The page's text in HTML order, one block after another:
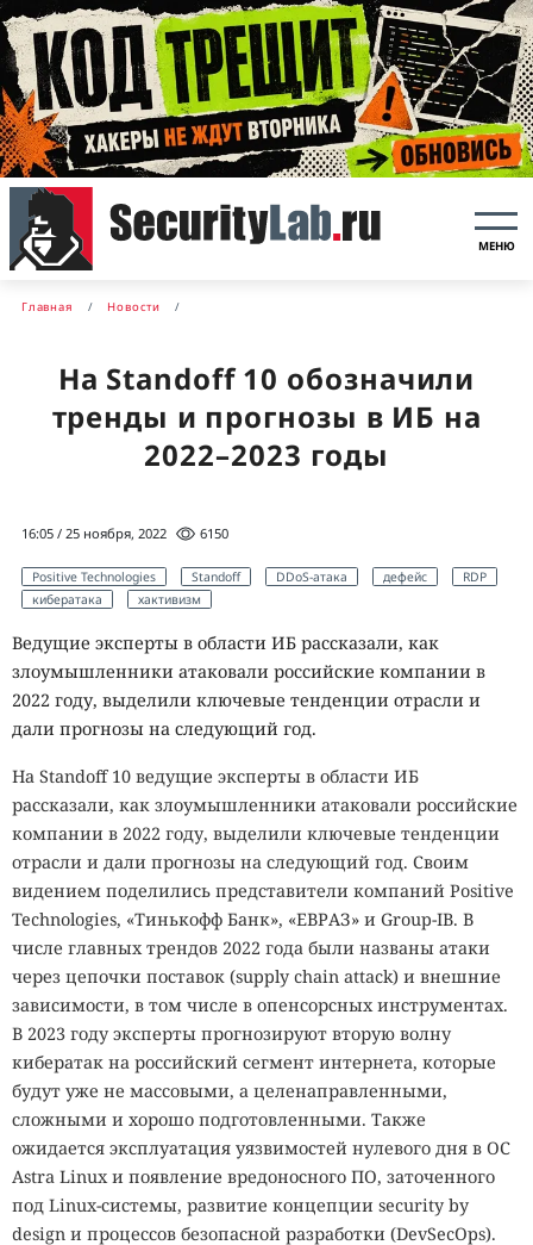
МЕНЮ
Главная Новости
На Standoff 10 обозначили
тренды и прогнозы в ИБ на
2022–2023 годы
16:05 / 25 ноября, 2022 6150
Positive Technologies Standoff DDoS-атака дефейс
RDP
кибератака
хактивизм
Ведущие эксперты в области ИБ рассказали, как
злоумышленники атаковали российские компании в
2022 году, выделили ключевые тенденции отрасли и
дали прогнозы на следующий год.
На Standoff 10 ведущие эксперты в области ИБ
рассказали, как злоумышленники атаковали российские
компании в 2022 году, выделили ключевые тенденции
отрасли и дали прогнозы на следующий год. Своим
видением поделились представители компаний Positive
Technologies, «Тинькофф Банк», «ЕВРАЗ» и Group-IB. В
числе главных трендов 2022 года были названы атаки
через цепочки поставок (supply chain attack) и внешние
зависимости, в том числе в опенсорсных инструментах.
В 2023 году эксперты прогнозируют вторую волну
кибератак на российский сегмент интернета, которые
будут уже не массовыми, а целенаправленными,
сложными и хорошо подготовленными. Также
ожидается эксплуатация уязвимостей нулевого дня в OC
Astra Linux и появление вредоносного ПО, заточенного
под Linux-системы, развитие концепции security by
design и процессов безопасной разработки (DevSecOps).